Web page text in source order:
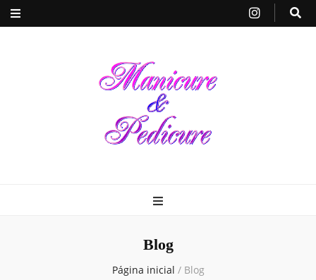
Pedicure
Blog
Página inicial / Blog